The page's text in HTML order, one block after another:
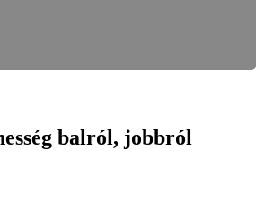
balról, jobbról